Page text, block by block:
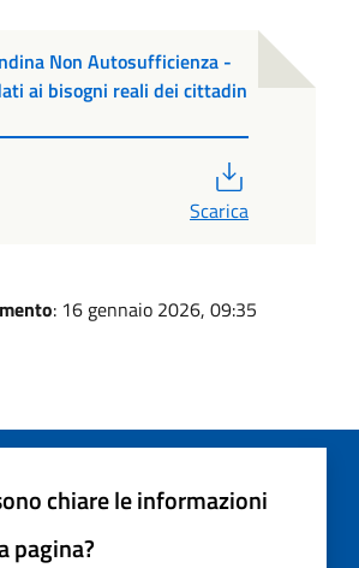
Non Autosufficienza -
ai bisogni reali dei cittadin
Scarica
: 16 gennaio 2026, 09:35
chiare le informazioni
pagina?